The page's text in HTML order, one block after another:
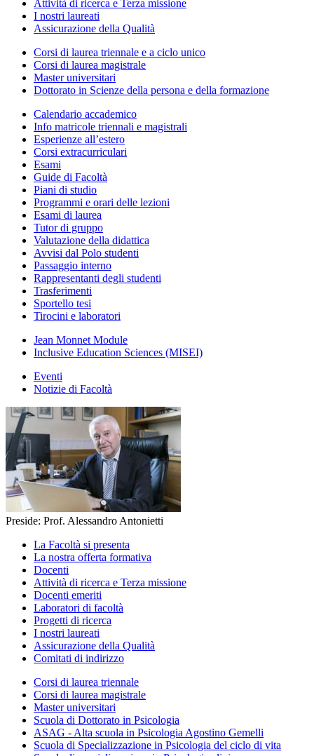
Attività di ricerca e Terza missione
I nostri laureati
Assicurazione della Qualità
Corsi di laurea triennale e a ciclo unico
Corsi di laurea magistrale
Master universitari
Dottorato in Scienze della persona e della formazione
Calendario accademico
Info matricole triennali e magistrali
Esperienze all’estero
Corsi extracurriculari
Esami
Guide di Facoltà
Piani di studio
Programmi e orari delle lezioni
Esami di laurea
Tutor di gruppo
Valutazione della didattica
Avvisi dal Polo studenti
Passaggio interno
Rappresentanti degli studenti
Trasferimenti
Sportello tesi
Tirocini e laboratori
Jean Monnet Module
Inclusive Education Sciences (MISEI)
Eventi
Notizie di Facoltà
Preside: Prof. Alessandro Antonietti
La Facoltà si presenta
La nostra offerta formativa
Docenti
Attività di ricerca e Terza missione
Docenti emeriti
Laboratori di facoltà
Progetti di ricerca
I nostri laureati
Assicurazione della Qualità
Comitati di indirizzo
Corsi di laurea triennale
Corsi di laurea magistrale
Master universitari
Scuola di Dottorato in Psicologia
ASAG - Alta scuola in Psicologia Agostino Gemelli
Scuola di Specializzazione in Psicologia del ciclo di vita